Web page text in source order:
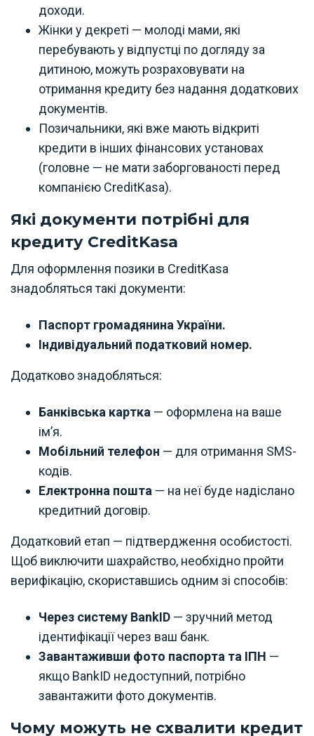
доходи.
Жінки у декреті — молоді мами, які
перебувають у відпустці по догляду за
дитиною, можуть розраховувати на
отримання кредиту без надання додаткових
документів.
Позичальники, які вже мають відкриті
кредити в інших фінансових установах
(головне — не мати заборгованості перед
компанією CreditKasa).
Які документи потрібні для
кредиту CreditKasa
Для оформлення позики в CreditKasa
знадобляться такі документи:
Паспорт громадянина України.
Індивідуальний податковий номер.
Додатково знадобляться:
Банківська картка — оформлена на ваше
ім’я.
Мобільний телефон — для отримання SMS-
кодів.
Електронна пошта — на неї буде надіслано
кредитний договір.
Додатковий етап — підтвердження особистості.
Щоб виключити шахрайство, необхідно пройти
верифікацію, скориставшись одним зі способів:
Через систему BankID — зручний метод
ідентифікації через ваш банк.
Завантаживши фото паспорта та ІПН —
якщо BankID недоступний, потрібно
завантажити фото документів.
Чому можуть не схвалити кредит